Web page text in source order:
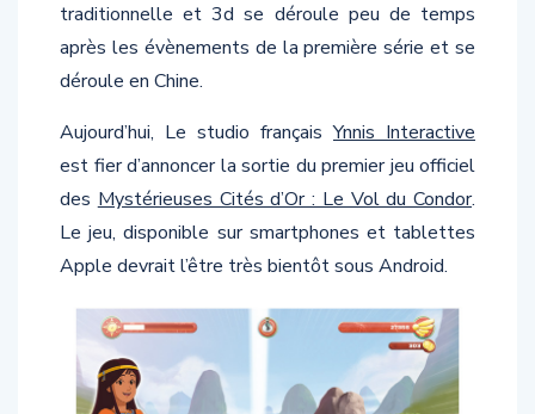
traditionnelle et 3d se déroule peu de temps
après les évènements de la première série et se
déroule en Chine.
Aujourd’hui, Le studio françaisYnnis Interactive
est fier d’annoncer la sortie du premier jeu officiel
des Mystérieuses Cités d’Or : Le Vol du Condor.
Le jeu, disponible sur smartphones et tablettes
Apple devrait l’être très bientôt sous Android.